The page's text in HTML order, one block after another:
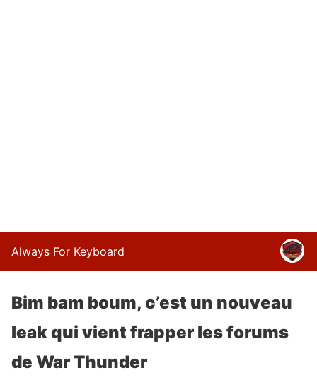
Always For Keyboard
Bim bam boum, c’est un nouveau
leak qui vient frapper les forums
de War Thunder